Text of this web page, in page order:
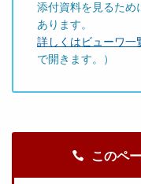
添付資料を見るため
あります。
詳しくはビューワ一
で開きます。）
このペ